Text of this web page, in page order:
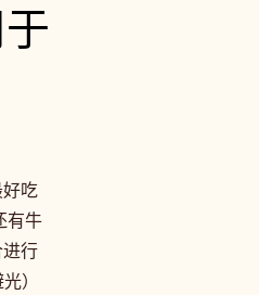
吃
有牛
行
）